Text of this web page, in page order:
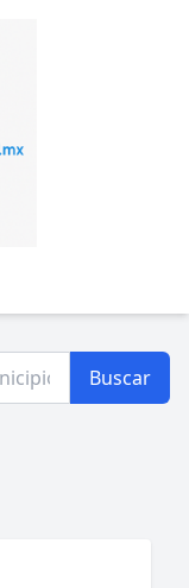
Buscar